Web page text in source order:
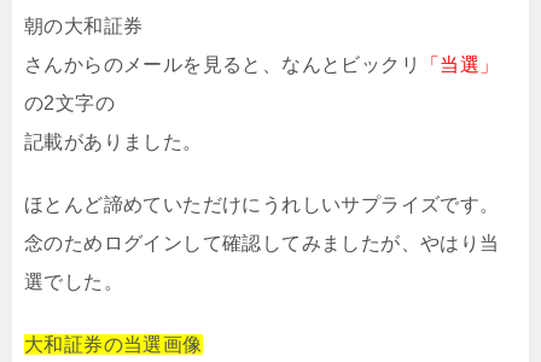
朝の大和証券
さんからのメールを見ると、なんとビックリ
「当選」
の2文字の
記載がありました。
ほとんど諦めていただけにうれしいサプライズです。
念のためログインして確認してみましたが、やはり当
選でした。
大和証券の当選画像